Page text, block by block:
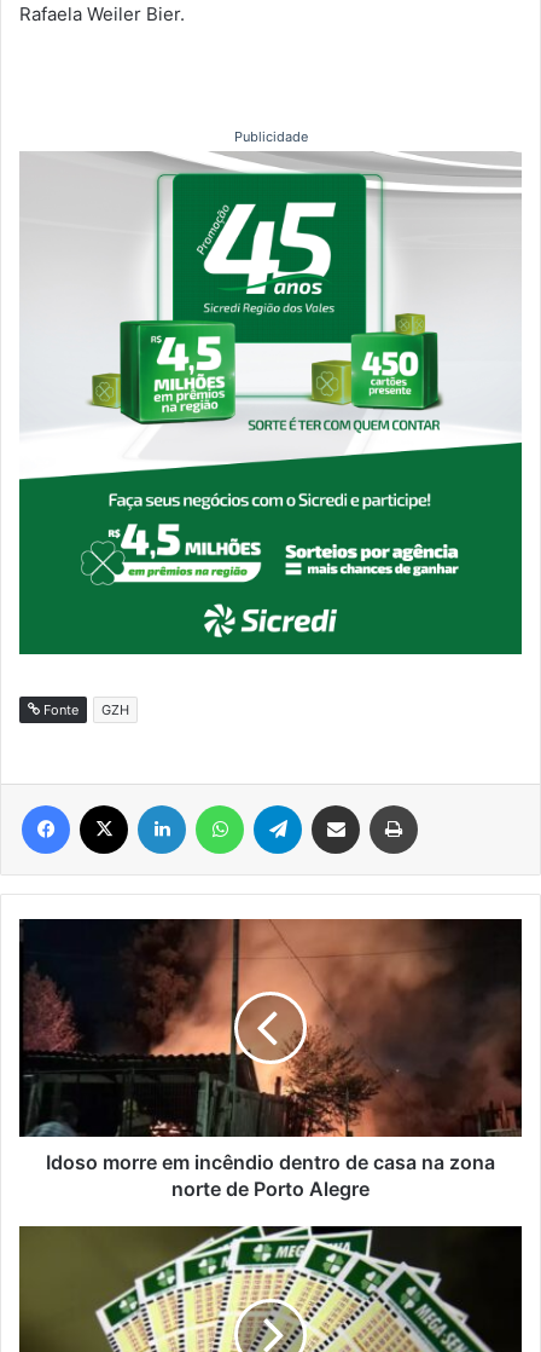
Rafaela Weiler Bier.
Publicidade
Fonte GZH
Facebook Linkedin WhatsAppTelegram Compartilhar via e-mail
Idoso
em
incêndio
dentro
de
casa
zona
norteIdoso morre em incêndio dentro de casa na zona
norte de Porto Alegre